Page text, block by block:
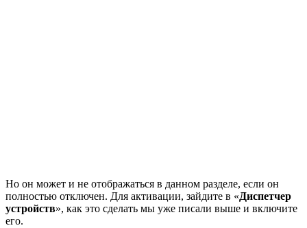
Но он может и не отображаться в данном разделе, если он
полностью отключен. Для активации, зайдите в «Диспетчер
устройств», как это сделать мы уже писали выше и включите
его.